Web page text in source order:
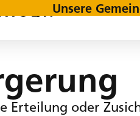
Unsere
Einbürgerung
Erteilung oder